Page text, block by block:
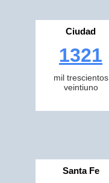
Ciudad
1321
mil trescientos
veintiuno
Santa Fe